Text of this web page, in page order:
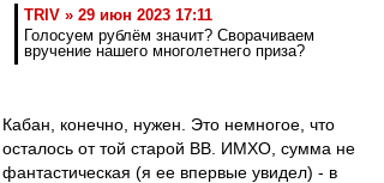
TRIV » 29 июн 2023 17:11
Голосуем рублём значит? Сворачиваем
вручение нашего многолетнего приза?
Кабан, конечно, нужен. Это немногое, что
осталось от той старой ВВ. ИМХО, сумма не
фантастическая (я ее впервые увидел) - в